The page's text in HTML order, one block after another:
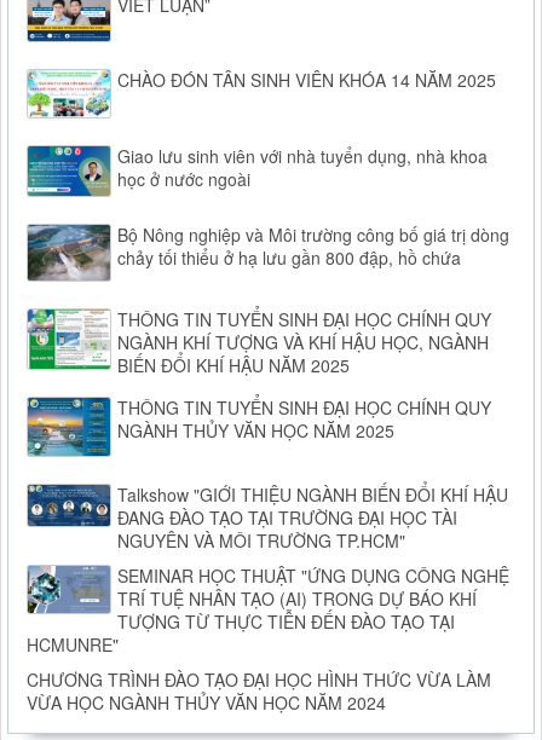
VIẾT LUẬN”
CHÀO ĐÓN TÂN SINH VIÊN KHÓA 14 NĂM 2025
Giao lưu sinh viên với nhà tuyển dụng, nhà khoa
học ở nước ngoài
Bộ Nông nghiệp và Môi trường công bố giá trị dòng
chảy tối thiểu ở hạ lưu gần 800 đập, hồ chứa
THÔNG TIN TUYỂN SINH ĐẠI HỌC CHÍNH QUY
NGÀNH KHÍ TƯỢNG VÀ KHÍ HẬU HỌC, NGÀNH
BIẾN ĐỔI KHÍ HẬU NĂM 2025
THÔNG TIN TUYỂN SINH ĐẠI HỌC CHÍNH QUY
NGÀNH THỦY VĂN HỌC NĂM 2025
Talkshow "GIỚI THIỆU NGÀNH BIẾN ĐỔI KHÍ HẬU
ĐANG ĐÀO TẠO TẠI TRƯỜNG ĐẠI HỌC TÀI
NGUYÊN VÀ MÔI TRƯỜNG TP.HCM"
SEMINAR HỌC THUẬT "ỨNG DỤNG CÔNG NGHỆ
TRÍ TUỆ NHÂN TẠO (AI) TRONG DỰ BÁO KHÍ
TƯỢNG TỪ THỰC TIỄN ĐẾN ĐÀO TẠO TẠI
HCMUNRE"
CHƯƠNG TRÌNH ĐÀO TẠO ĐẠI HỌC HÌNH THỨC VỪA LÀM
VỪA HỌC NGÀNH THỦY VĂN HỌC NĂM 2024